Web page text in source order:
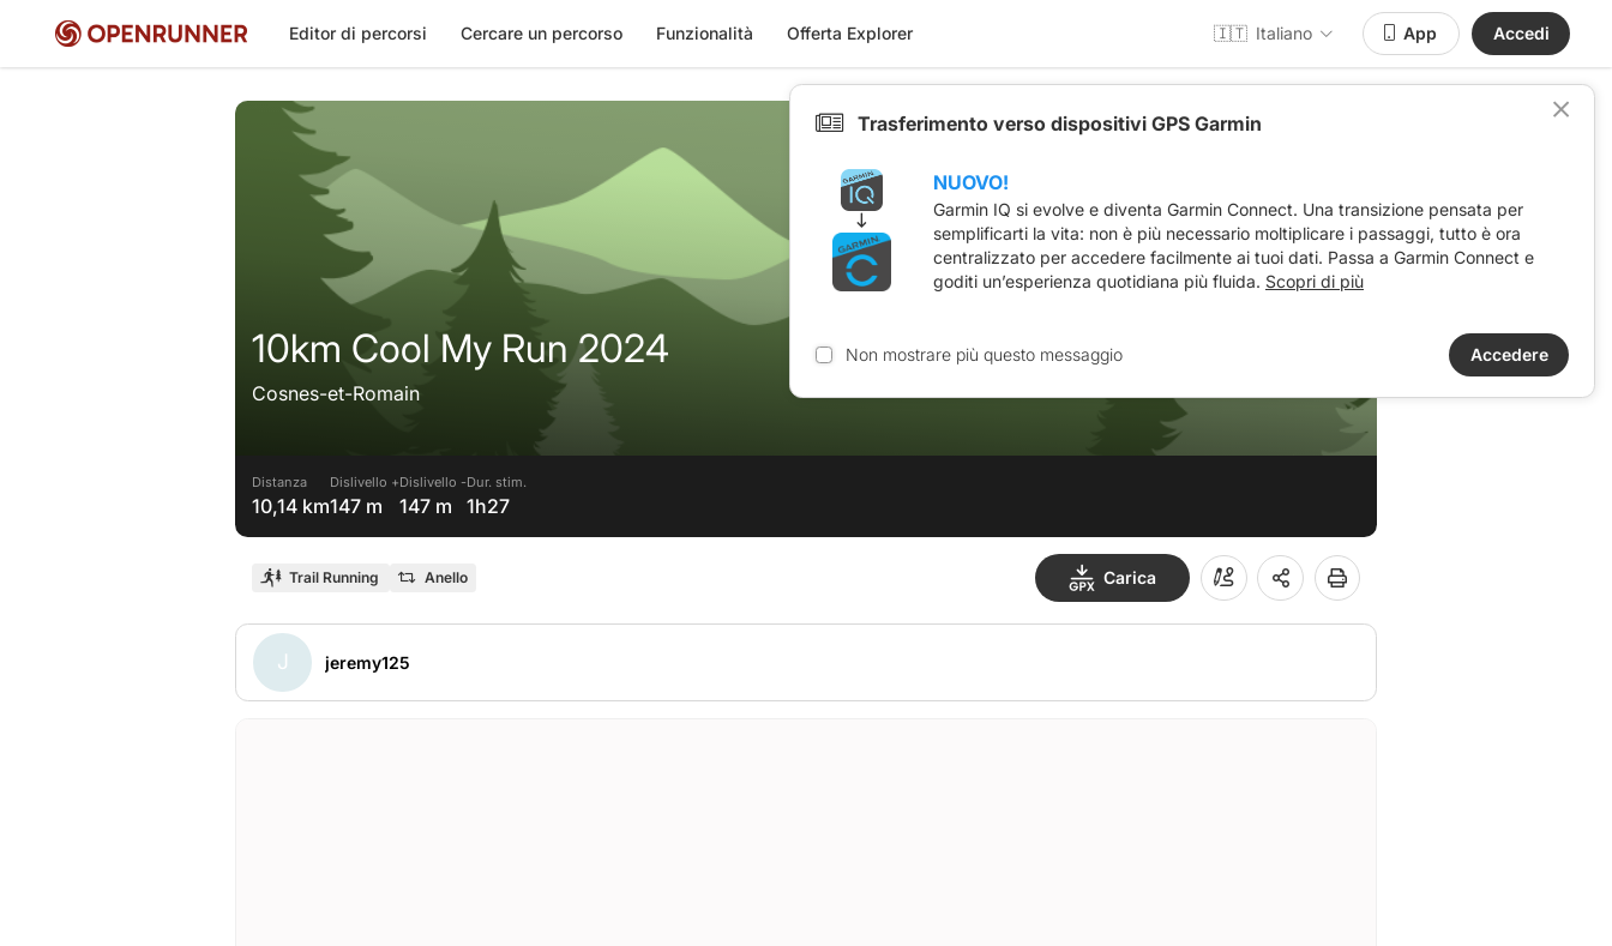
Editor di percorsi Cercare un percorso Funzionalità Offerta Explorer 🇮🇹 Italiano App Accedi
10km Cool My Run 2024
Cosnes-et-Romain
Distanza
10,14 km
Dislivello +
147 m
Dislivello -
147 m
Dur. stim.
1h27
Trail Running Anello Carica
J jeremy125
Trasferimento verso dispositivi GPS Garmin
NUOVO!
Garmin IQ si evolve e diventa Garmin Connect. Una transizione pensata per
semplificarti la vita: non è più necessario moltiplicare i passaggi, tutto è ora
centralizzato per accedere facilmente ai tuoi dati. Passa a Garmin Connect e
goditi un’esperienza quotidiana più fluida. Scopri di più
Non mostrare più questo messaggio Accedere